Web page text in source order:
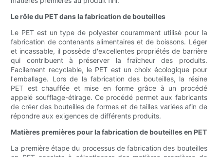
Le rôle du PET dans la fabrication de bouteilles
Le PET est un type de polyester couramment utilisé pour la
fabrication de contenants alimentaires et de boissons. Léger
et incassable, il possède d'excellentes propriétés de barrière
qui contribuent à préserver la fraîcheur des produits.
Facilement recyclable, le PET est un choix écologique pour
l'emballage. Lors de la fabrication des bouteilles, la résine
PET est chauffée et mise en forme grâce à un procédé
appelé soufflage-étirage. Ce procédé permet aux fabricants
de créer des bouteilles de formes et de tailles variées afin de
répondre aux exigences de différents produits.
Matières premières pour la fabrication de bouteilles en PET
La première étape du processus de fabrication des bouteilles